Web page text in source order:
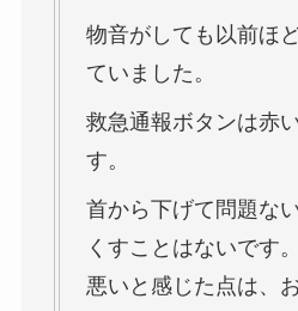
物音がしても以前ほ
ていました。
救急通報ボタンは赤
す。
首から下げて問題な
くすことはないです。
悪いと感じた点は、